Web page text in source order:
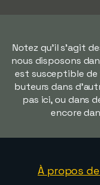
Notez qu'il s'agit
nous disposons
est susceptible de
buteurs dans
pas ici, ou dans
encore
À propos